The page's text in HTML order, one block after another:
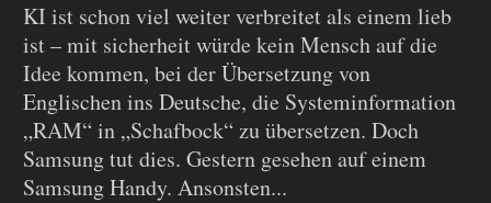
KI ist schon viel weiter verbreitet als einem lieb
ist – mit sicherheit würde kein Mensch auf die
Idee kommen, bei der Übersetzung von
Englischen ins Deutsche, die Systeminformation
„RAM“ in „Schafbock“ zu übersetzen. Doch
Samsung tut dies. Gestern gesehen auf einem
Samsung Handy. Ansonsten...